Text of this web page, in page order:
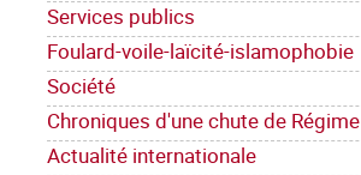
Services publics
Foulard-voile-laïcité-islamophobie
Société
Chroniques d'une chute de Régime
Actualité internationale